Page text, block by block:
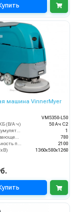
машина VinnerMyer
VM5350-L50
(В/А·ч)
50 Ач С2
Количество аккумуляторов (шт)
1
Ширина всасывающей балки (мм)
780
Производительность по площади (м2/ч)
2100
1360х580х1260